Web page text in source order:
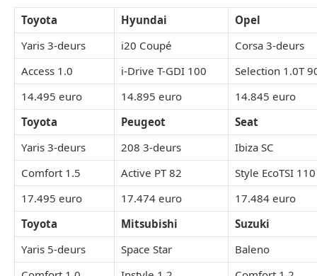
Toyota Hyundai
Opel
Yaris 3-deurs
i20 Coupé
Corsa 3-deurs
Access 1.0
i-Drive T-GDI 100
Selection 1.0T
14.495 euro
14.895 euro
14.845 euro
Toyota
Peugeot
Seat
Yaris 3-deurs
208 3-deurs
Ibiza SC
Comfort 1.5
Active PT 82
Style EcoTSI 110
17.495 euro
17.474 euro
17.484 euro
Toyota
Mitsubishi
Suzuki
Yaris 5-deurs
Space Star
Baleno